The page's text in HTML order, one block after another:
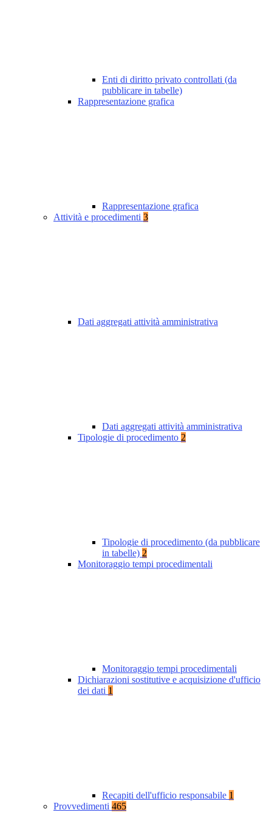
Enti di diritto privato controllati (da
pubblicare in tabelle)
Rappresentazione grafica
Rappresentazione grafica
Attività e procedimenti 3
Dati aggregati attività amministrativa
Dati aggregati attività amministrativa
Tipologie di procedimento 2
Tipologie di procedimento (da pubblicare
in tabelle) 2
Monitoraggio tempi procedimentali
Monitoraggio tempi procedimentali
Dichiarazioni sostitutive e acquisizione d'ufficio
dei dati 1
Recapiti dell'ufficio responsabile 1
Provvedimenti 465